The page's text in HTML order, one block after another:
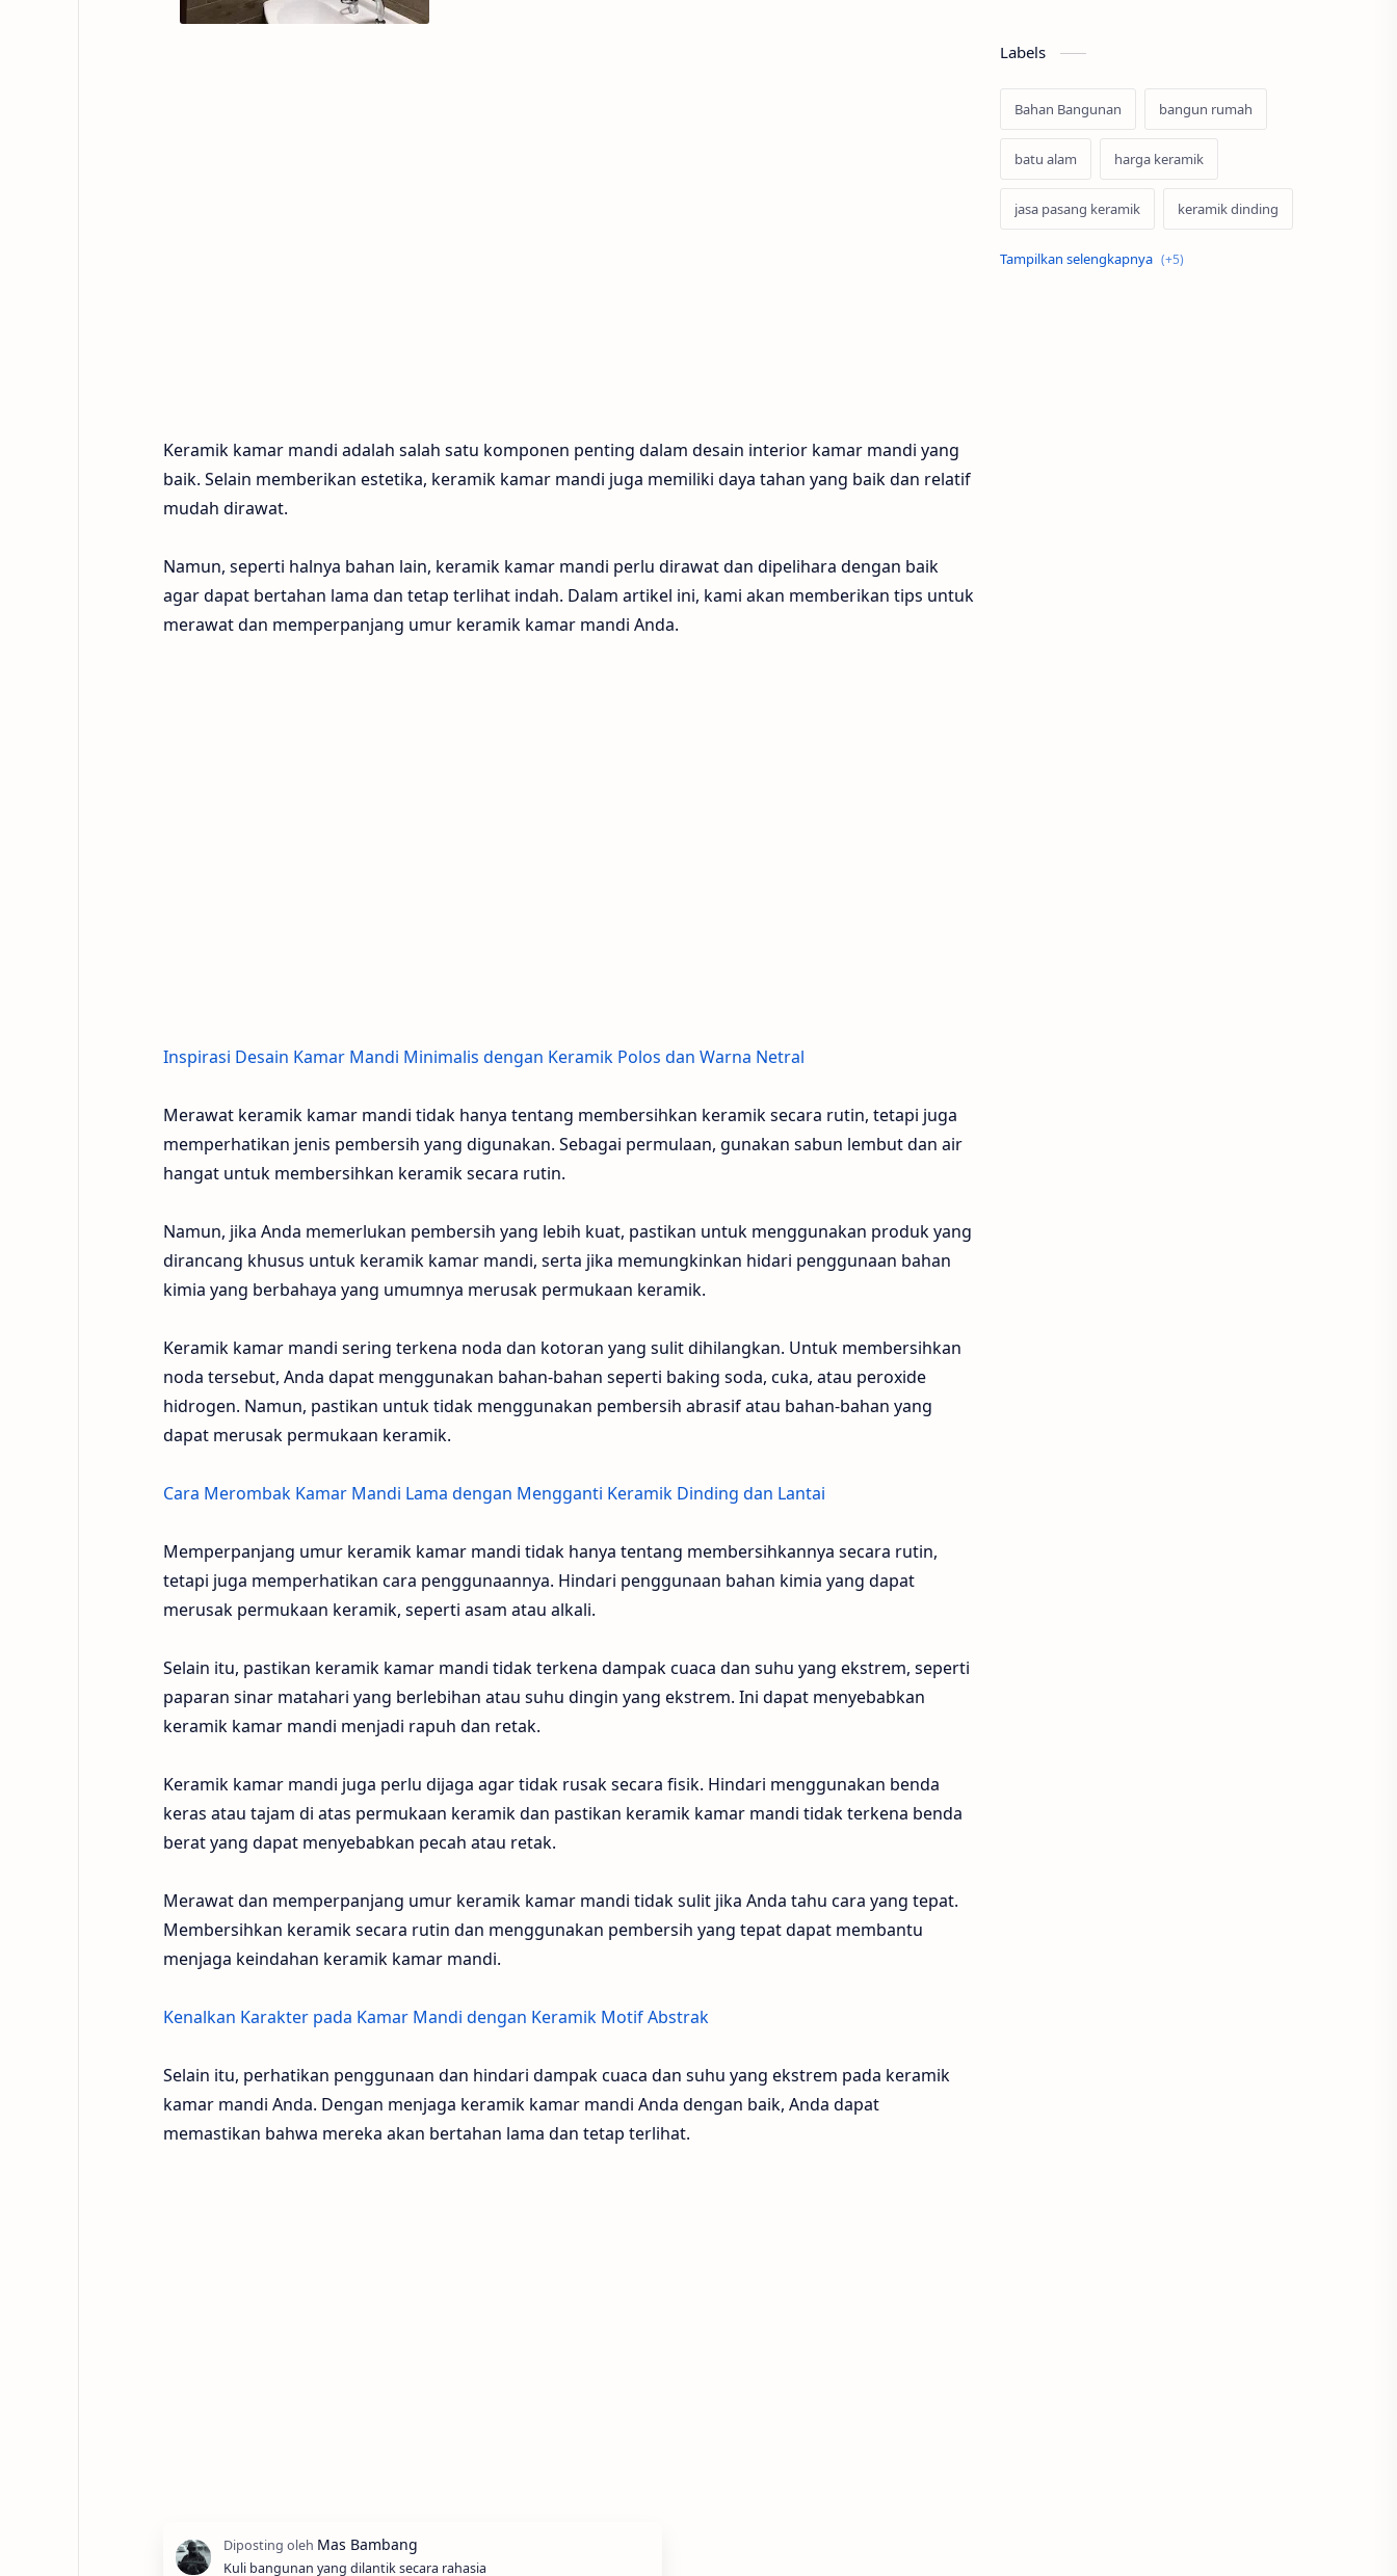
Keramik kamar mandi adalah salah satu komponen penting dalam desain interior kamar mandi yang
baik. Selain memberikan estetika, keramik kamar mandi juga memiliki daya tahan yang baik dan relatif
mudah dirawat.
Namun, seperti halnya bahan lain, keramik kamar mandi perlu dirawat dan dipelihara dengan baik
agar dapat bertahan lama dan tetap terlihat indah. Dalam artikel ini, kami akan memberikan tips untuk
merawat dan memperpanjang umur keramik kamar mandi Anda.
Inspirasi Desain Kamar Mandi Minimalis dengan Keramik Polos dan Warna Netral
Merawat keramik kamar mandi tidak hanya tentang membersihkan keramik secara rutin, tetapi juga
memperhatikan jenis pembersih yang digunakan. Sebagai permulaan, gunakan sabun lembut dan air
hangat untuk membersihkan keramik secara rutin.
Namun, jika Anda memerlukan pembersih yang lebih kuat, pastikan untuk menggunakan produk yang
dirancang khusus untuk keramik kamar mandi, serta jika memungkinkan hidari penggunaan bahan
kimia yang berbahaya yang umumnya merusak permukaan keramik.
Keramik kamar mandi sering terkena noda dan kotoran yang sulit dihilangkan. Untuk membersihkan
noda tersebut, Anda dapat menggunakan bahan-bahan seperti baking soda, cuka, atau peroxide
hidrogen. Namun, pastikan untuk tidak menggunakan pembersih abrasif atau bahan-bahan yang
dapat merusak permukaan keramik.
Cara Merombak Kamar Mandi Lama dengan Mengganti Keramik Dinding dan Lantai
Memperpanjang umur keramik kamar mandi tidak hanya tentang membersihkannya secara rutin,
tetapi juga memperhatikan cara penggunaannya. Hindari penggunaan bahan kimia yang dapat
merusak permukaan keramik, seperti asam atau alkali.
Selain itu, pastikan keramik kamar mandi tidak terkena dampak cuaca dan suhu yang ekstrem, seperti
paparan sinar matahari yang berlebihan atau suhu dingin yang ekstrem. Ini dapat menyebabkan
keramik kamar mandi menjadi rapuh dan retak.
Keramik kamar mandi juga perlu dijaga agar tidak rusak secara fisik. Hindari menggunakan benda
keras atau tajam di atas permukaan keramik dan pastikan keramik kamar mandi tidak terkena benda
berat yang dapat menyebabkan pecah atau retak.
Merawat dan memperpanjang umur keramik kamar mandi tidak sulit jika Anda tahu cara yang tepat.
Membersihkan keramik secara rutin dan menggunakan pembersih yang tepat dapat membantu
menjaga keindahan keramik kamar mandi.
Kenalkan Karakter pada Kamar Mandi dengan Keramik Motif Abstrak
Selain itu, perhatikan penggunaan dan hindari dampak cuaca dan suhu yang ekstrem pada keramik
kamar mandi Anda. Dengan menjaga keramik kamar mandi Anda dengan baik, Anda dapat
memastikan bahwa mereka akan bertahan lama dan tetap terlihat.
Kuli bangunan yang dilantik secara rahasia
Labels
Bahan Bangunan bangun rumah
batu alam harga keramik
jasa pasang keramik keramik dinding
keramik lantai konstruksi baja